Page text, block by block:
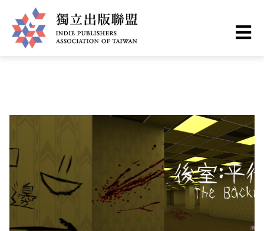
to
main
d
i
e
P
You
are
Home ❯ 出版現場